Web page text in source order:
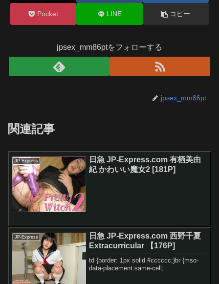
Pocket LINE コピー
jpsex_mm86ptをフォローする
jpsex_mm86pt
関連記事
JP-Express
日急 JP-Express.com 有栖美由
紀 かわいい魔女2 [181P]
JP-Express
日急 JP-Express.com 西野千夏
Extracurricular 【176P]
td {border: 1px solid #cccccc;}br {mso-
data-placement:same-cell;